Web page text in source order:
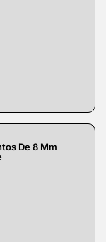
De 8 Mm